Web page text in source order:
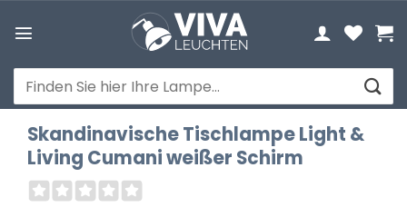
Inhalt
Suchen
nach:
Skandinavische Tischlampe Light &
Living Cumani weißer Schirm